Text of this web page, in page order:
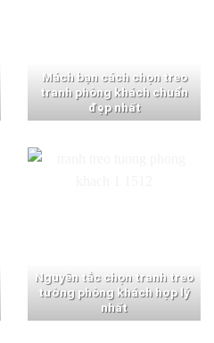
Mách bạn cách chọn treo
tranh phòng khách chuẩn
đẹp nhất
Nguyên tắc chọn tranh treo
tường phòng khách hợp lý
nhất